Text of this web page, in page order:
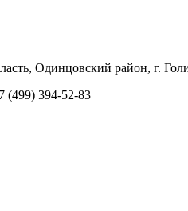
Одинцовский район, г.
(499) 394-52-83